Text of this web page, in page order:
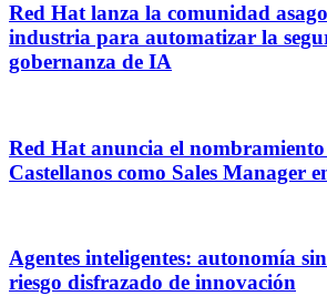
Red Hat lanza la comunidad
industria para automatizar la
gobernanza de IA
Red Hat anuncia el
Castellanos como Sales Manager
Agentes inteligentes: autonomía
riesgo disfrazado de innovación